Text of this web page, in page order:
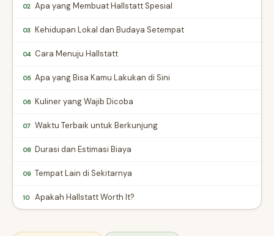
02 Apa yang Membuat Hallstatt Spesial
03 Kehidupan Lokal dan Budaya Setempat
04 Cara Menuju Hallstatt
05 Apa yang Bisa Kamu Lakukan di Sini
06 Kuliner yang Wajib Dicoba
07 Waktu Terbaik untuk Berkunjung
08 Durasi dan Estimasi Biaya
09 Tempat Lain di Sekitarnya
10 Apakah Hallstatt Worth It?